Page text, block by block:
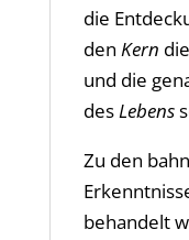
die
den Kern
und die
desLebens
Zu den
behandelt